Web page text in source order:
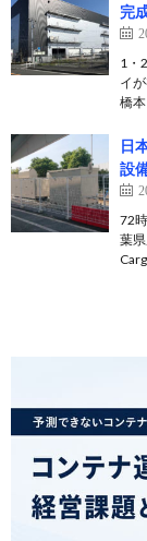
完
1・
イ
橋
日
設
72
葉